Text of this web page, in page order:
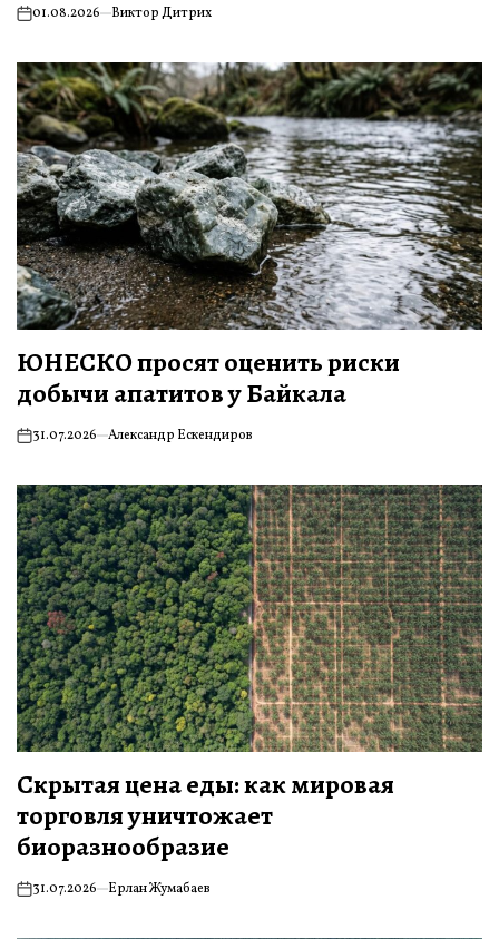
on01.08.2026 Виктор Дитрих
ЮНЕСКО просят оценить риски
добычи апатитов у Байкала
on31.07.2026 Александр Ескендиров
Скрытая цена еды: как мировая
торговля уничтожает
биоразнообразие
on31.07.2026 Ерлан Жумабаев